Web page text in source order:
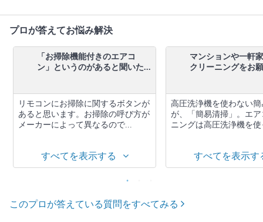
プロが答えてお悩み解決
「お掃除機能付きのエアコ
ン」というのがあると聞いた...
リモコンにお掃除に関するボタンが
あると思います。お掃除の呼び方が
メーカーによって異なるので...
すべてを表示する
マンションや一軒
クリーニングをお
高圧洗浄機を使わない
が、「簡易清掃」。エ
ニングは高圧洗浄機を
すべてを表示す
このプロが答えている質問をすべてみる